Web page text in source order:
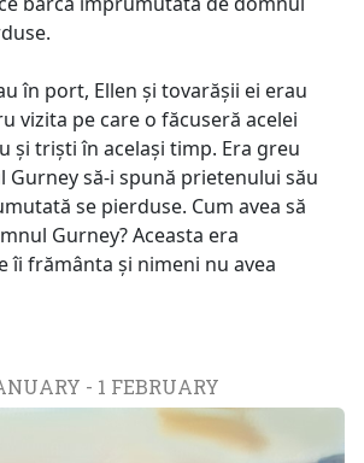
în port, Ellen și tovarășii ei erau
vizita pe care o făcuseră acelei
și triști în același timp. Era greu
să-i spună prietenului său
se pierduse. Cum avea să
Gurney? Aceasta era
îi frământa și nimeni nu avea
- 1 FEBRUARY